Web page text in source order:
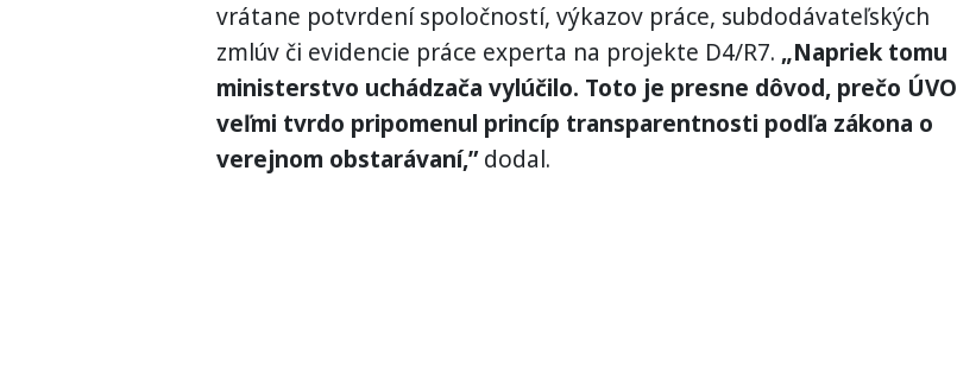
vrátane potvrdení spoločností, výkazov práce, subdodávateľských
zmlúv či evidencie práce experta na projekte D4/R7. „Napriek tomu
ministerstvo uchádzača vylúčilo. Toto je presne dôvod, prečo ÚVO
veľmi tvrdo pripomenul princíp transparentnosti podľa zákona o
verejnom obstarávaní,”dodal.